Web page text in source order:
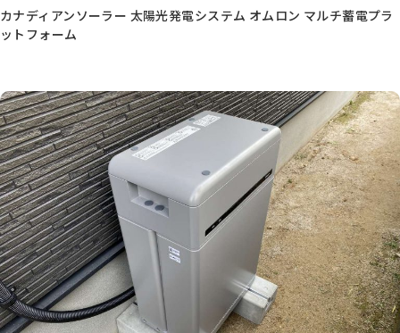
カナディアンソーラー 太陽光発電システム オムロン マルチ蓄電プラ
ットフォーム